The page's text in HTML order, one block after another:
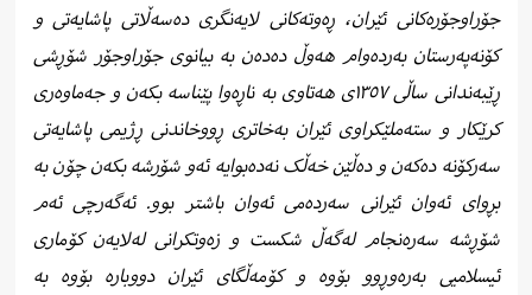
جۆراوجۆرەکانی ئێران، ڕەوتەکانی لایەنگری دەسەڵاتی پاشایەتی و
کۆنەپەرستان بەردەوام هەوڵ دەدەن بە بیانوی جۆراوجۆر شۆڕشی
ڕێبەندانی ساڵی ١٣٥٧ی هەتاوی بە ناڕەوا پێناسە بکەن و جەماوەری
کرێکار و ستەملێکراوی ئێران بەخاتری ڕووخاندنی ڕژیمی پاشایەتی
سەرکۆنە دەکەن و دەڵێن خەڵک نەدەبوایە ئەو شۆرشە بکەن چۆن بە
بڕوای ئەوان ئێرانی سەردەمی ئەوان باشتر بوو. ئەگەرچی ئەم
شۆڕشە سەرەنجام لەگەڵ شکست و زەوتکرانی لەلایەن کۆماری
ئیسلامیی بەرەوڕوو بۆوە و کۆمەڵگای ئێران دووبارە بۆوە بە